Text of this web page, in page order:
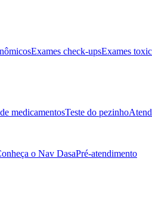
Exames check-upsExames
medicamentosTeste do pezinho
o Nav DasaPré-atendimento